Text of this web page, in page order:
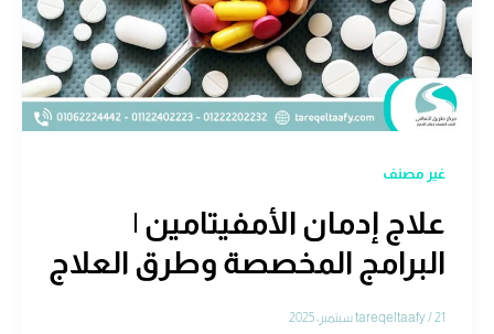
غير مصنف
علاج إدمان الأمفيتامين |
البرامج المخصصة وطرق العلاج
tareqeltaafy/21 سبتمبر، 2025